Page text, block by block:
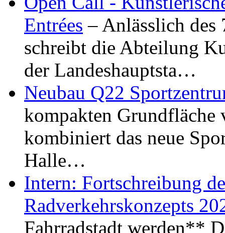
Entrées – Anlässlich
schreibt die Abteilung
der Landeshauptsta…
Neubau Q22
kompakten Grundfläche
kombiniert das neue
Halle…
Intern: Fortschreibung
Radverkehrskonzepts
Fahrradstadt werden**